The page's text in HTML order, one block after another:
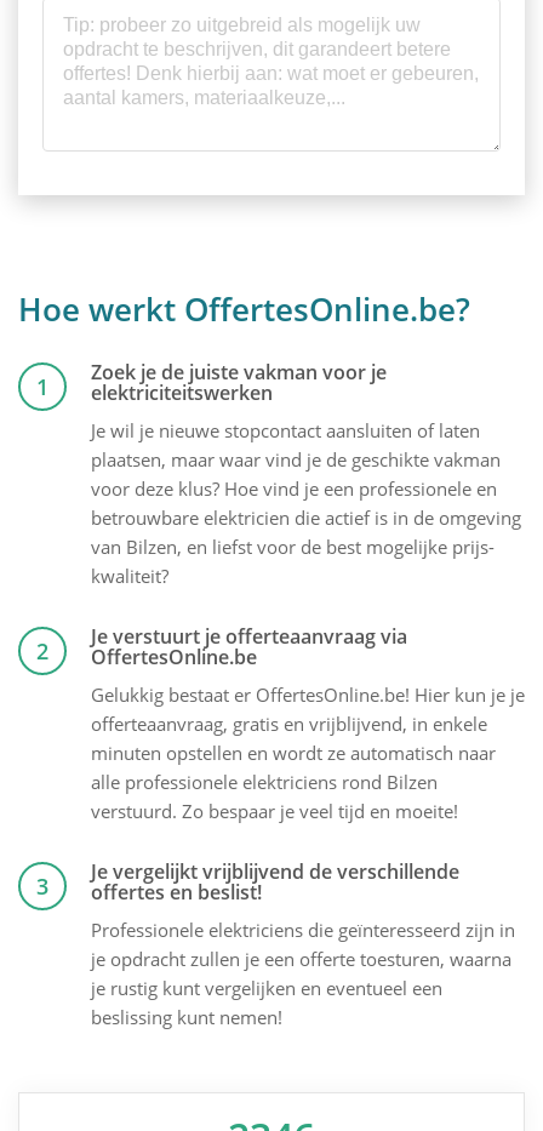
Hoe werkt OffertesOnline.be?
1 Zoek je de juiste vakman voor je
elektriciteitswerken
Je wil je nieuwe stopcontact aansluiten of laten
plaatsen, maar waar vind je de geschikte vakman
voor deze klus? Hoe vind je een professionele en
betrouwbare elektricien die actief is in de omgeving
van Bilzen, en liefst voor de best mogelijke prijs-
kwaliteit?
2 Je verstuurt je offerteaanvraag via
OffertesOnline.be
Gelukkig bestaat er OffertesOnline.be! Hier kun je je
offerteaanvraag, gratis en vrijblijvend, in enkele
minuten opstellen en wordt ze automatisch naar
alle professionele elektriciens rond Bilzen
verstuurd. Zo bespaar je veel tijd en moeite!
3 Je vergelijkt vrijblijvend de verschillende
offertes en beslist!
Professionele elektriciens die geïnteresseerd zijn in
je opdracht zullen je een offerte toesturen, waarna
je rustig kunt vergelijken en eventueel een
beslissing kunt nemen!